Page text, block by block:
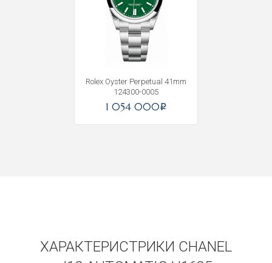
Rolex Oyster Perpetual 41mm
124300-0005
1 054 000i
ХАРАКТЕРИСТРИКИ CHANEL